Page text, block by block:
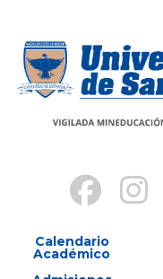
Calendario
Académico